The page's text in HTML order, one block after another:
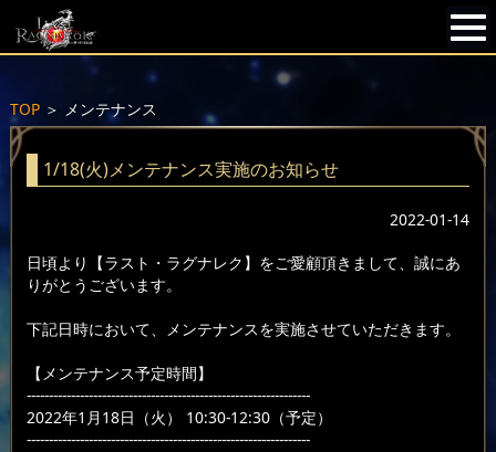
TOP＞ メンテナンス
1/18(火)メンテナンス実施のお知らせ
2022-01-14
日頃より【ラスト・ラグナレク】をご愛顧頂きまして、誠にあ
りがとうございます。
下記日時において、メンテナンスを実施させていただきます。
【メンテナンス予定時間】
----------------------------------------------------------------
2022年1月18日（火） 10:30-12:30（予定）
----------------------------------------------------------------